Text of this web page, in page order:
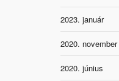
2023. január
2020. november
2020. június